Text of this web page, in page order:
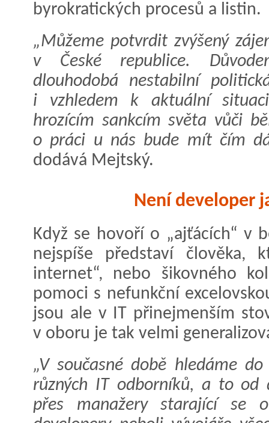
byrokratických procesů a listin.
„Můžeme potvrdit zvýšený
v České republice.
dlouhodobá nestabilní
i vzhledem k aktuální
hrozícím sankcím světa vůči
o práci u nás bude mít čím
dodává Mejtský.
Není developer
Když se hovoří o „ajťácích“ v
nejspíše představí člověka,
internet“, nebo šikovného
pomoci s nefunkční
jsou ale v IT přinejmenším
v oboru je tak velmi
„V současné době hledáme
různých IT odborníků, a to od
přes manažery starající se